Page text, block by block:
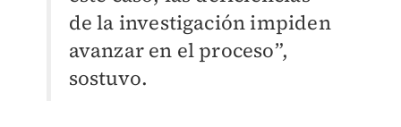
de la investigación impiden
avanzar en el proceso”,
sostuvo.